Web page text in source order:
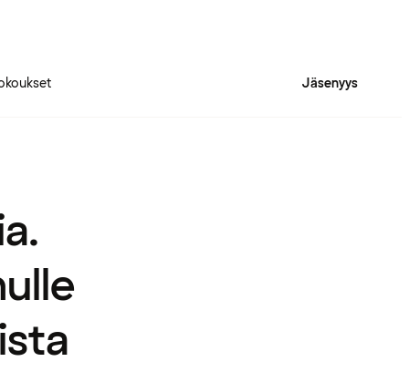
Jäsenyys